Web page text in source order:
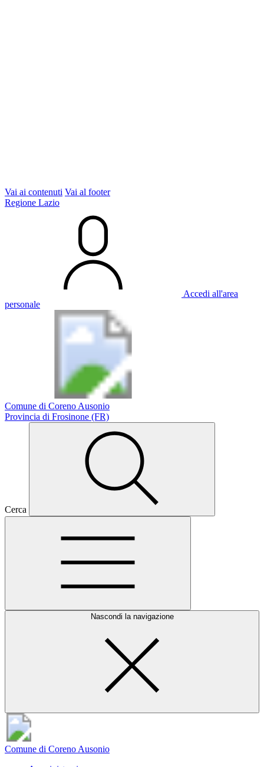
Vai ai contenuti Vai al footer
Regione Lazio
Accedi all'area
personale
Comune di Coreno Ausonio
Provincia di Frosinone (FR)
Cerca
Nascondi la navigazione
Comune di Coreno Ausonio